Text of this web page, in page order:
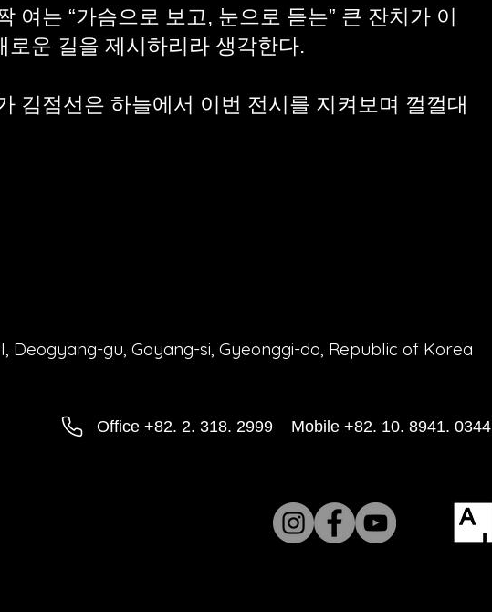
여는 “가슴으로 보고, 눈으로 듣는” 큰 잔치가 이
운 길을 제시하리라 생각한다.
김점선은 하늘에서 이번 전시를 지켜보며 껄껄대
Deogyang-gu, Goyang-si, Gyeonggi-do, Republic of Korea
Office +82. 2. 318. 2999 Mobile +82. 10. 8941. 0344